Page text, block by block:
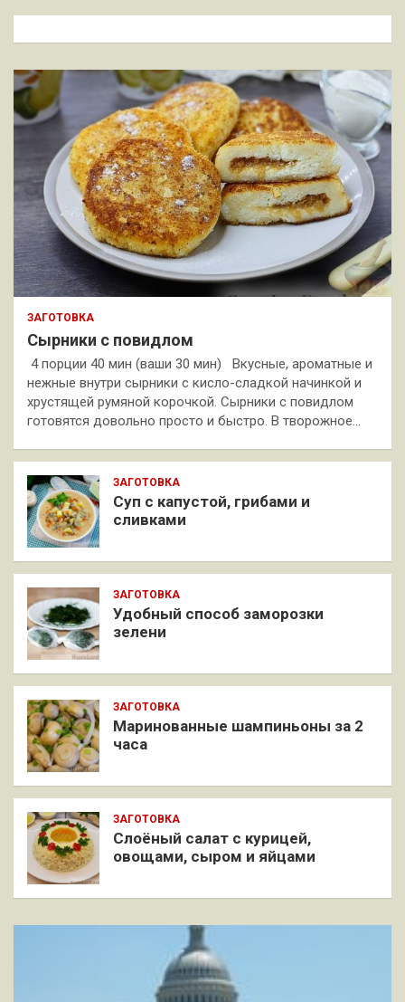
к
ЗАГОТОВКА
Сырники с повидлом
4 порции 40 мин (ваши 30 мин) Вкусные, ароматные и
нежные внутри сырники с кисло-сладкой начинкой и
хрустящей румяной корочкой. Сырники с повидлом
готовятся довольно просто и быстро. В творожное…
ЗАГОТОВКА
Суп с капустой, грибами и
сливками
ЗАГОТОВКА
Удобный способ заморозки
зелени
ЗАГОТОВКА
Маринованные шампиньоны за 2
часа
ЗАГОТОВКА
Слоёный салат с курицей,
овощами, сыром и яйцами